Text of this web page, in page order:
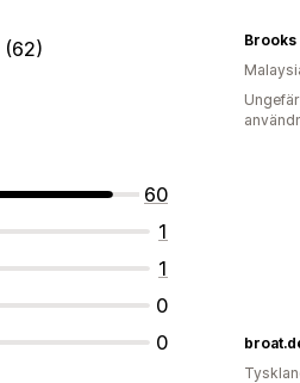
(62)
60
1
1
0
0
Brooks